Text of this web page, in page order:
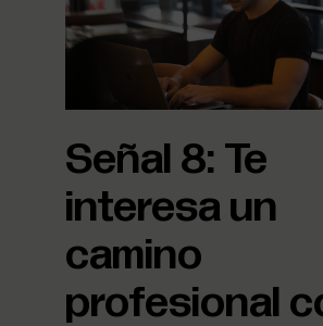
Señal 8: Te
interesa un
camino
profesional